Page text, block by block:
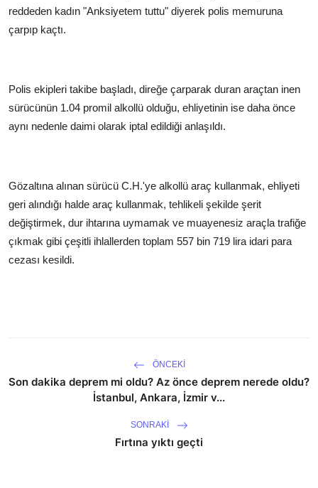
reddeden kadın "Anksiyetem tuttu" diyerek polis memuruna
çarpıp kaçtı.
Polis ekipleri takibe başladı, direğe çarparak duran araçtan inen
sürücünün 1.04 promil alkollü olduğu, ehliyetinin ise daha önce
aynı nedenle daimi olarak iptal edildiği anlaşıldı.
Gözaltına alınan sürücü C.H.'ye alkollü araç kullanmak, ehliyeti
geri alındığı halde araç kullanmak, tehlikeli şekilde şerit
değiştirmek, dur ihtarına uymamak ve muayenesiz araçla trafiğe
çıkmak gibi çeşitli ihlallerden toplam 557 bin 719 lira idari para
cezası kesildi.
ÖNCEKI
Son dakika deprem mi oldu? Az önce deprem nerede oldu?
İstanbul, Ankara, İzmir v...
SONRAKI
Fırtına yıktı geçti